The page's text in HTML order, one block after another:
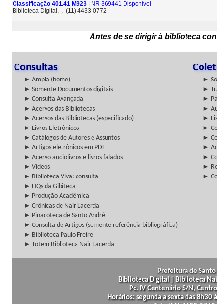
Classificação 401.41 M923 | NR 369441 Disponível
Biblioteca Digital, , (11) 4433-0772
Antes de se dirigir à biblioteca
Consultas
► Ampla (home)
►
► Somente Documentos digitais
►
► Consulta Avançada
►
► Acervos das Bibliotecas
►
► Acervos das Bibliotecas (especificado)
►
► Livros Eletrônicos
►
► Catálogos de Autores e Assuntos
►
► Artigos eletrônicos em PDF
►
► Acervo audiolivros e livros falados
►
► Vídeos
►
► Biblioteca Viva: consulta
►
► HQs da Gibiteca
► Produção Acadêmica
► Crônicas de Nair Lacerda
► Pinacoteca de Santo André
► Consulta de Artigos (somente referência bibliográfica)
► Biblioteca Paulo Freire
► Totem Biblioteca Nair Lacerda
Prefeitura de
Biblioteca Digital | Biblioteca
Pc. IV Centenário S/N,
Horários: segunda a sexta das